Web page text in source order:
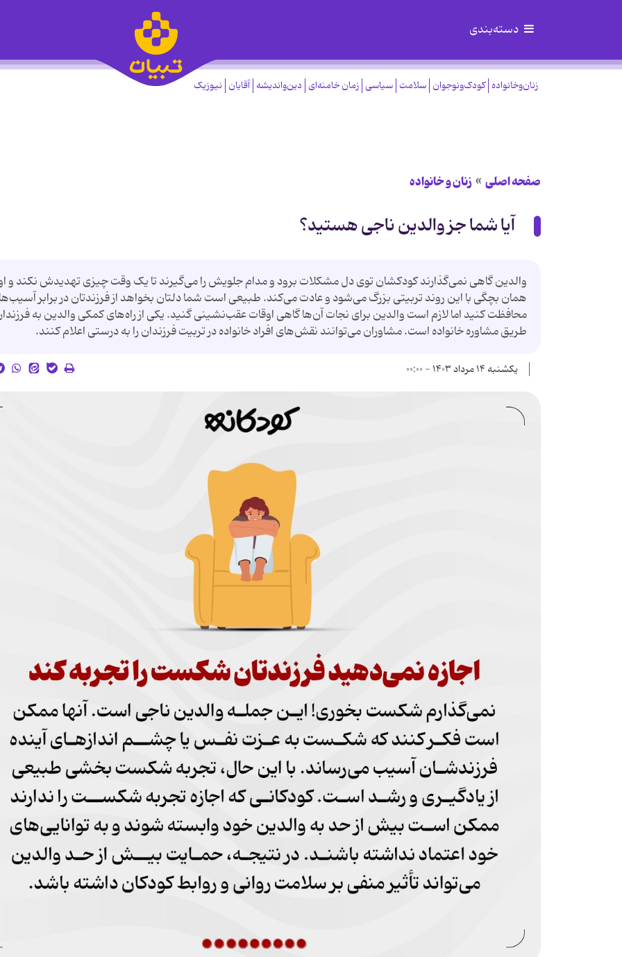
دسته‌بندی
زنان‌وخانواده کودک‌ونوجوان سلامت سیاسی زمان خامنه‌ای دین‌واندیشه آقایان نیوزیک
صفحه اصلی زنان و خانواده
آیا شما جز والدین ناجی هستید؟
والدین گاهی نمی‌گذارند کودکشان توی دل مشکلات برود و مدام جلویش را می‌گیرند تا یک وقت چیزی تهدیدش نکند و او
همان بچگی با این روند تربیتی بزرگ می‌شود و عادت می‌کند. طبیعی است شما دلتان بخواهد از فرزندتان در برابر آسیب‌ها
محافظت کنید اما لازم است والدین برای نجات آن‌ها گاهی اوقات عقب‌نشینی گنید. یکی از راه‌های کمکی والدین به
طریق مشاوره خانواده است. مشاوران می‌توانند نقش‌های افراد خانواده در تربیت فرزندان را به درستی اعلام کنند.
یکشنبه ۱۴ مرداد ۱۴۰۳ - ۰۰:۰۰